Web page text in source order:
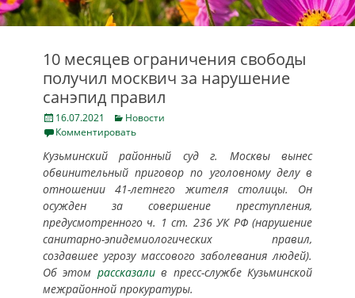
10 месяцев ограничения свободы
получил москвич за нарушение
санэпид правил
Posted
on
16.07.2021 Categories
Новости
Комментировать
Кузьминский районный суд г. Москвы вынес
обвинительный приговор по уголовному делу в
отношении 41-летнего жителя столицы. Он
осужден за совершение преступления,
предусмотренного ч. 1 ст. 236 УК РФ (нарушение
санитарно-эпидемиологических правил,
создавшее угрозу массового заболевания людей).
Об этом рассказалив пресс-службе Кузьминской
межрайонной прокуратуры.